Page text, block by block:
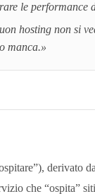
le performance
hosting non si
manca.»
derivato
che “ospita”